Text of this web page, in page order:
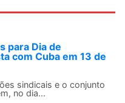
para Dia de
com Cuba em 13 de
sindicais e o conjunto
no dia...